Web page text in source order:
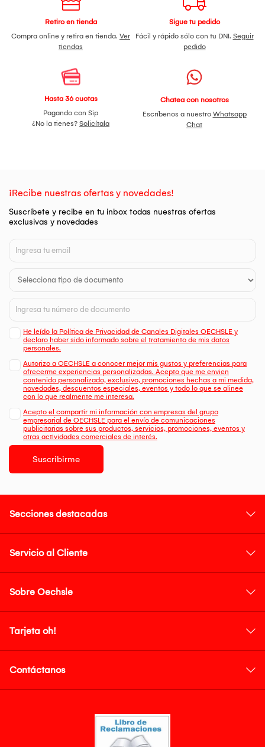
Retiro en tienda
Compra online y retira en tienda. Ver
tiendas
Sigue tu pedido
Fácil y rápido sólo con tu DNI. Seguir
pedido
Hasta 36 cuotas
Pagando con Sip
¿No la tienes? Solicítala
Chatea con nosotros
Escríbenos a nuestro Whatsapp
Chat
¡Recibe nuestras ofertas y novedades!
Suscríbete y recibe en tu inbox todas nuestras ofertas
exclusivas y novedades
He leído la Política de Privacidad de Canales Digitales OECHSLE y
declaro haber sido informado sobre el tratamiento de mis datos
personales.
Autorizo a OECHSLE a conocer mejor mis gustos y preferencias para
ofrecerme experiencias personalizadas. Acepto que me envien
contenido personalizado, exclusivo, promociones hechas a mi medida,
novedades, descuentos especiales, eventos y todo lo que se alinee
con lo que realmente me interesa.
Acepto el compartir mi información con empresas del grupo
empresarial de OECHSLE para el envío de comunicaciones
publicitarias sobre sus productos, servicios, promociones, eventos y
otras actividades comerciales de interés.
Suscribirme
Secciones destacadas
Servicio al Cliente
Sobre Oechsle
Tarjeta oh!
Contáctanos